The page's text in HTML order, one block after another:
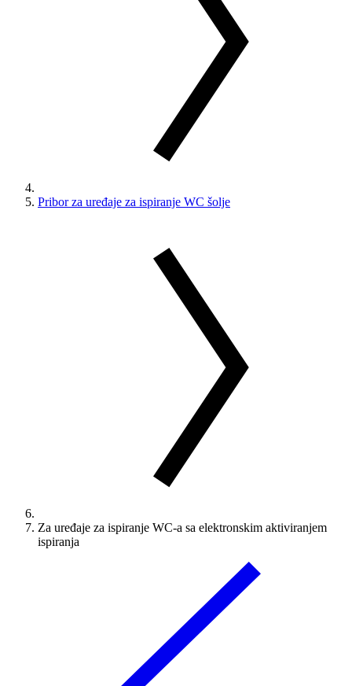
Pribor za uređaje za ispiranje WC šolje
Za uređaje za ispiranje WC-a sa elektronskim aktiviranjem
ispiranja